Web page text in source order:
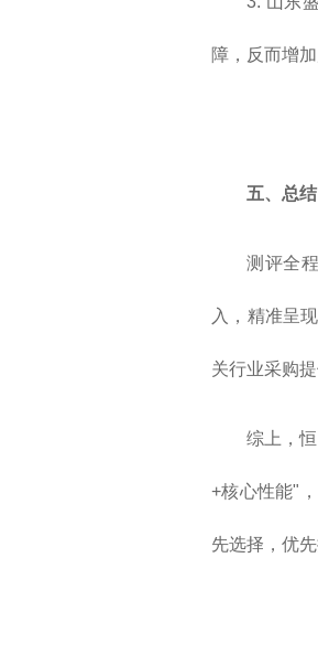
障，反而增
五、总结
测评全
入，精准呈
关行业采购
综上，
+核心性能"
先选择，优